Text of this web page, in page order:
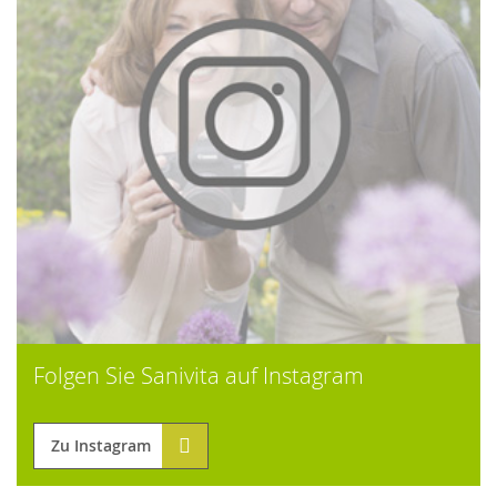
Folgen Sie Sanivita auf Instagram
Zu Instagram